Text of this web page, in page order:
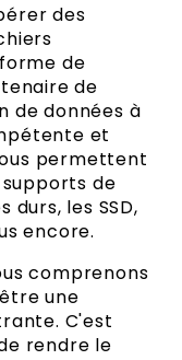
des
de
de
de données à
et
permettent
de
durs, les SSD,
encore.
comprenons
une
C'est
rendre le